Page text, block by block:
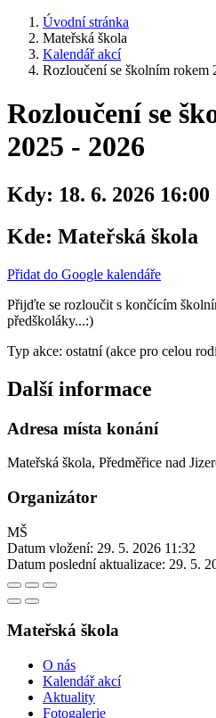
Úvodní stránka
Mateřská škola
Kalendář akcí
Rozloučení se školním rokem
Rozloučení se
2025 - 2026
Kdy: 18. 6. 2026 16:00
Kde: Mateřská škola
Přidat do Google kalendáře
Přijďte se rozloučit s končícím
předškoláky...:)
Typ akce: ostatní (akce pro celou
Další informace
Adresa místa konání
Mateřská škola, Předměřice nad
Organizátor
MŠ
Datum vložení: 29. 5. 2026 11:32
Datum poslední aktualizace: 29. 5.
Mateřská škola
O nás
Kalendář akcí
Aktuality
Fotogalerie